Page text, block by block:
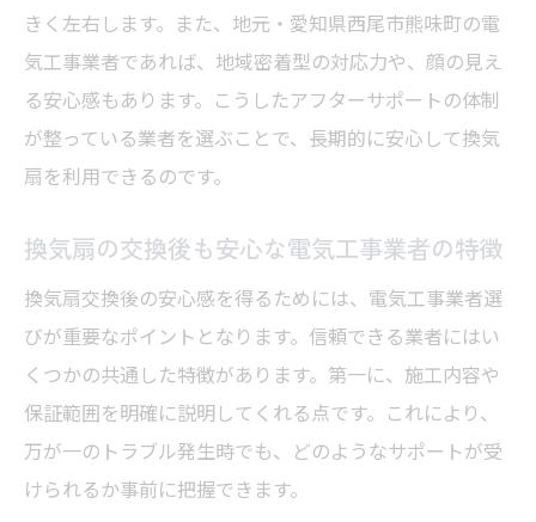
きく左右します。また、地元・愛知県西尾市熊味町の電
気工事業者であれば、地域密着型の対応力や、顔の見え
る安心感もあります。こうしたアフターサポートの体制
が整っている業者を選ぶことで、長期的に安心して換気
扇を利用できるのです。
換気扇の交換後も安心な電気工事業者の特徴
換気扇交換後の安心感を得るためには、電気工事業者選
びが重要なポイントとなります。信頼できる業者にはい
くつかの共通した特徴があります。第一に、施工内容や
保証範囲を明確に説明してくれる点です。これにより、
万が一のトラブル発生時でも、どのようなサポートが受
けられるか事前に把握できます。